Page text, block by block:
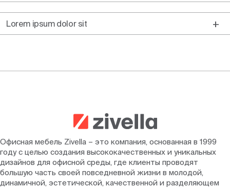
Lorem ipsum dolor sit
Офисная мебель Zivella – это компания, основанная в 1999
году с целью создания высококачественных и уникальных
дизайнов для офисной среды, где клиенты проводят
большую часть своей повседневной жизни в молодой,
динамичной, эстетической, качественной и разделяющем